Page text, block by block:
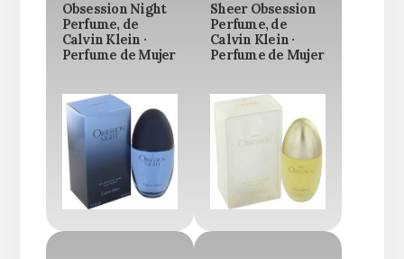
Obsession Night
Perfume, de
Calvin Klein ·
Perfume de Mujer
Sheer Obsession
Perfume, de
Calvin Klein ·
Perfume de Mujer